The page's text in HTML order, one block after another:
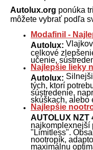
Autolux.org ponúka
môžete vybrať podľa
Modafinil -
Autolux:
celkové
učenie,
Najlepšie lieky
Autolux:
tých, ktorí
sústredenie,
skúškach, alebo
Najlepšie
AUTOLUX NZT
najkomplexnejší
"Limitless".
nootropík,
maximálnu